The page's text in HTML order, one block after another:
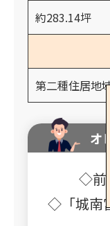
約283.14坪
第二種住居地
オ
◇前
◇「城南